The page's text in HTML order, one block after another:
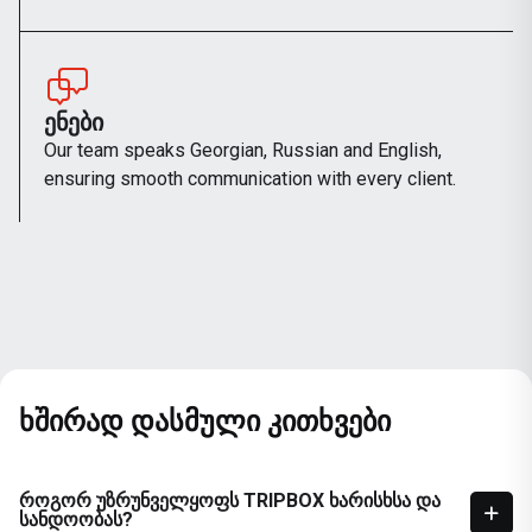
ᲔᲜᲔᲑᲘ
Our team speaks Georgian, Russian and English,
ensuring smooth communication with every client.
ხშირად დასმული კითხვები
ᲠᲝᲒᲝᲠ ᲣᲖᲠᲣᲜᲕᲔᲚᲧᲝᲤᲡ TRIPBOX ᲮᲐᲠᲘᲡᲮᲡᲐ ᲓᲐ
ᲡᲐᲜᲓᲝᲝᲑᲐᲡ?